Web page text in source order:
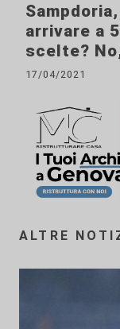
arrivare a
scelte?
17/04/2021
ALTRE